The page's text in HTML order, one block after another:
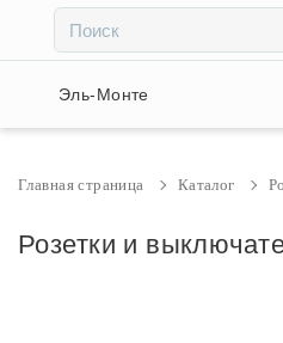
Акции и скидки
Светильники
Эль-Монте
Главная страница Каталог
Розетки и